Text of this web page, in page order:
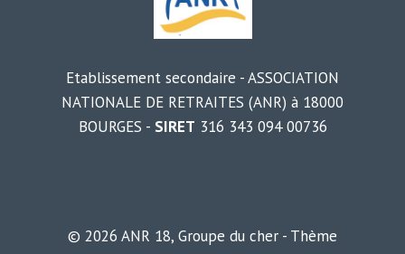
Etablissement secondaire - ASSOCIATION
NATIONALE DE RETRAITES (ANR) à 18000
BOURGES - SIRET 316 343 094 00736
© 2026 ANR 18, Groupe du cher - Thème